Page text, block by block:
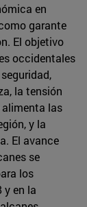
en
garante
El objetivo
occidentales
la tensión
las
y la
El avance
se
los
y en la